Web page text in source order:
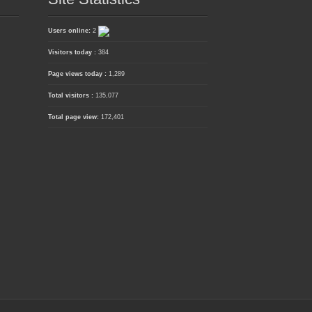
Users online: 2
Visitors today : 384
Page views today : 1,289
Total visitors : 135,077
Total page view: 172,401